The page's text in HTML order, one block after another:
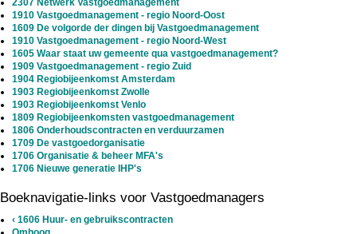
2307 Netwerk Vastgoedmanagement
1910 Vastgoedmanagement - regio Noord-Oost
1609 De volgorde der dingen bij Vastgoedmanagement
1910 Vastgoedmanagement - regio Noord-West
1605 Waar staat uw gemeente qua vastgoedmanagement?
1909 Vastgoedmanagement - regio Zuid
1904 Regiobijeenkomst Amsterdam
1903 Regiobijeenkomst Zwolle
1903 Regiobijeenkomst Venlo
1809 Regiobijeenkomsten vastgoedmanagement
1806 Onderhoudscontracten en verduurzamen
1709 De vastgoedorganisatie
1706 Organisatie & beheer MFA's
1706 Nieuwe generatie IHP's
Boeknavigatie-links voor Vastgoedmanagers
‹ 1606 Huur- en gebruikscontracten